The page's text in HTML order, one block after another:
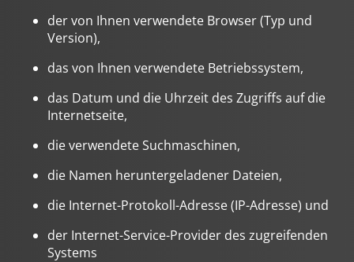
der von Ihnen verwendete Browser (Typ und
Version),
das von Ihnen verwendete Betriebssystem,
das Datum und die Uhrzeit des Zugriffs auf die
Internetseite,
die verwendete Suchmaschinen,
die Namen heruntergeladener Dateien,
die Internet-Protokoll-Adresse (IP-Adresse) und
der Internet-Service-Provider des zugreifenden
Systems